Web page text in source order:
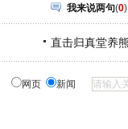
我来说两句(0)
直击归真堂养
网页 新闻